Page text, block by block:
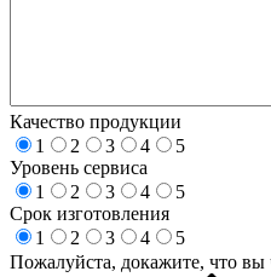
Качество продукции
1
2 3 4
5
Уровень сервиса
1
2 3 4
5
Срок изготовления
1
2 3 4
5
Пожалуйста, докажите, что вы